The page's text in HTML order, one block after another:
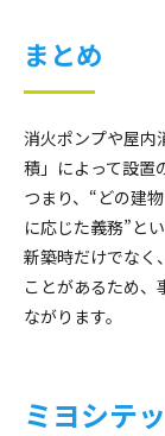
まとめ
消火ポンプや屋内
積」によって設置
つまり、“どの建
に応じた義務”と
新築時だけでなく
ことがあるため
ながります。
ミヨシテ